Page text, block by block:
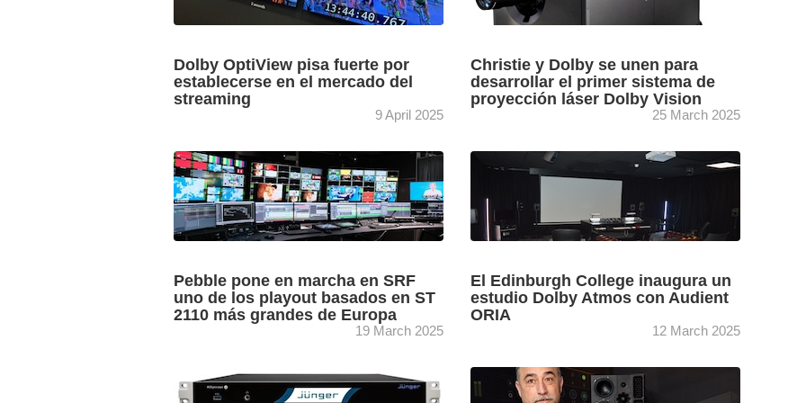
[+]
Dolby OptiView pisa fuerte por
establecerse en el mercado del
streaming
9 April 2025
Dolby Laboratories ha demostrado en NAB
2025 en Las Vegas cómo Dolby Vision y
Dolby Atmos están elevando la experiencia
de visualización de deportes ...
Christie y Dolby se unen para
desarrollar el primer sistema de
proyección láser Dolby Vision
25 March 2025
Cines de todo el mundo comenzarán a recibir
a partir de mayo el nuevo sistema de
proyección láser Dolby Vision, un desarrollo
conjunto de ...
Pebble pone en marcha en SRF
uno de los playout basados en ST
2110 más grandes de Europa
19 March 2025
con ayuda de Pebble, junto a otros
proveedores, uno de los playouts basados
El Edinburgh College inaugura un
estudio Dolby Atmos con Audient
ORIA
12 March 2025
El centro de formación escocés Edinburgh
College inaugura un nuevo estudio de
producción de audio Dolby Atmos, eligiendo el